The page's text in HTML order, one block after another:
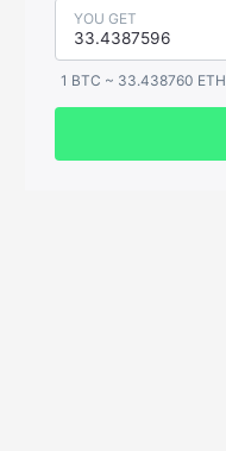
YOU GET
1 BTC ~ 33.438760 ETH